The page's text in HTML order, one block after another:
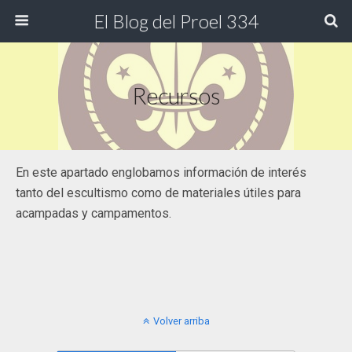
El Blog del Proel 334
Recursos
En este apartado englobamos información de interés
tanto del escultismo como de materiales útiles para
acampadas y campamentos.
Volver arriba